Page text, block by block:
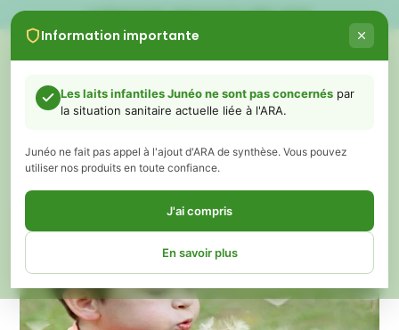
Information importante
Les laits infantiles Junéo ne sont pas concernés par
la situation sanitaire actuelle liée à l'ARA.
Junéo ne fait pas appel à l'ajout d'ARA de synthèse. Vous pouvez
utiliser nos produits en toute confiance.
J'ai compris
En savoir plus
Chers parents,
LIVRAISON GRATUITE DÈS 60€
PÉDAGOGIE ALTERNATIVE !